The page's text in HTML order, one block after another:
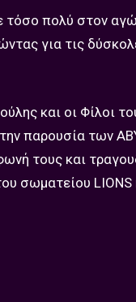
πολύ στον
για τις
και οι Φίλοι
παρουσία των
τους και
σωματείου LIONS